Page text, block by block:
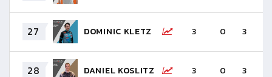
27 DOMINIC KLETZ 3 0 3
28 DANIEL KOSLITZ 3 0 3